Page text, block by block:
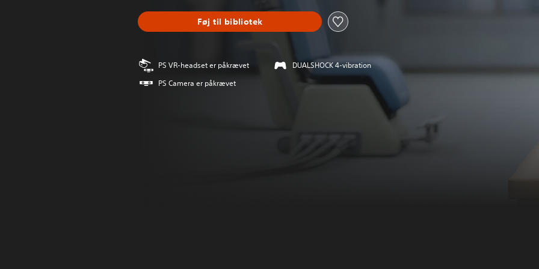
Føj til bibliotek
PS VR-headset er påkrævet
PS Camera er påkrævet
DUALSHOCK 4-vibration